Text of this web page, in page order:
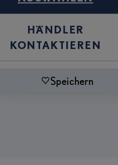
HÄNDLER
KONTAKTIEREN
Speichern